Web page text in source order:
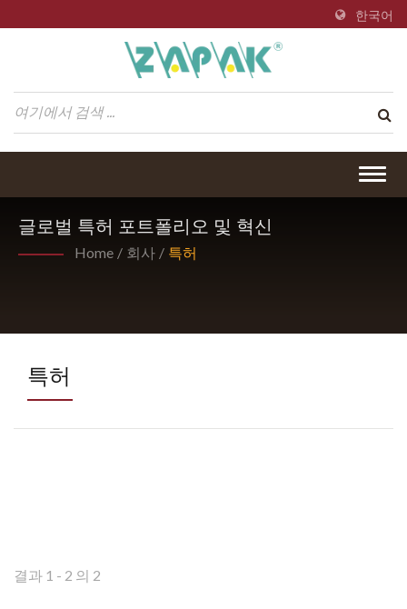
한국어
글로벌 특허 포트폴리오 및 혁신
Home / 회사 / 특허
특허
결과 1 - 2 의 2